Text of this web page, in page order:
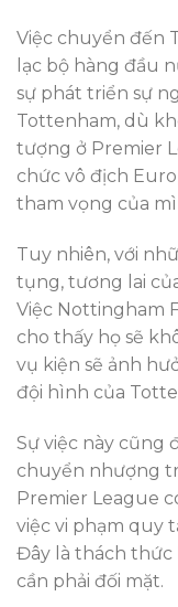
Việc chuyển đến
lạc bộ hàng đầu
sự phát triển sự
Tottenham, dù
tượng ở Premier
chức vô địch
tham vọng của
Tuy nhiên, với
tụng, tương lai
Việc Nottingham
cho thấy họ sẽ
vụ kiện sẽ ảnh
đội hình của
Sự việc này cũng
chuyển nhượng
Premier League
việc vi phạm quy
Đây là thách thức
cần phải đối mặt.